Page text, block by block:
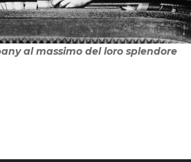
al massimo del loro splendore